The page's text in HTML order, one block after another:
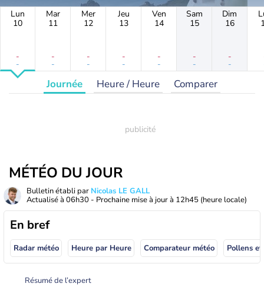
Lun
10
-
-
Mar
11
-
-
Mer
12
-
-
Jeu
13
-
-
Ven
14
-
-
Sam
15
-
-
Dim
16
-
-
Journée Heure / Heure Comparer
MÉTÉO DU JOUR
Bulletin établi par Nicolas LE GALL
Actualisé à 06h30 - Prochaine mise à jour à 12h45 (heure locale)
En bref
Radar météo Heure par Heure Comparateur météo Pollens
Résumé de l’expert